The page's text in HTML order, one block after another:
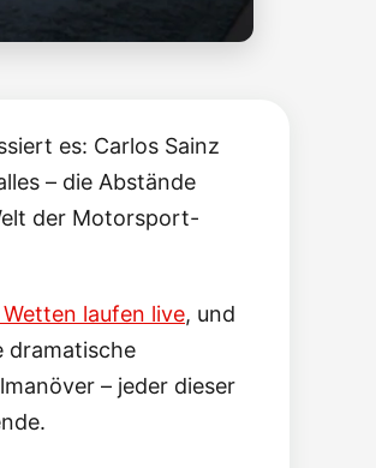
es: Carlos Sainz
– die Abstände
der Motorsport-
laufen live, und
dramatische
– jeder dieser